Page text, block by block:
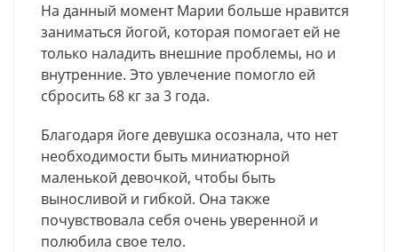
На данный момент Марии больше нравится
заниматься йогой, которая помогает ей не
только наладить внешние проблемы, но и
внутренние. Это увлечение помогло ей
сбросить 68 кг за 3 года.
Благодаря йоге девушка осознала, что нет
необходимости быть миниатюрной
маленькой девочкой, чтобы быть
выносливой и гибкой. Она также
почувствовала себя очень уверенной и
полюбила свое тело.